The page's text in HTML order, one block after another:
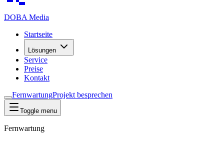
DOBA Media
Startseite
Lösungen
Service
Preise
Kontakt
FernwartungProjekt besprechen
Toggle menu
Fernwartung